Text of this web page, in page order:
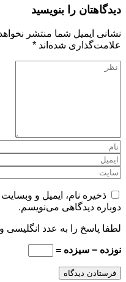
دیدگاهتان را بنویسید
نشانی ایمیل شما منتشر
علامت‌گذاری شده‌اند *
ذخیره نام، ایمیل و
دوباره دیدگاهی می‌نویسم.
لطفا پاسخ را به عدد انگلیسی
نوزده − سیزده =